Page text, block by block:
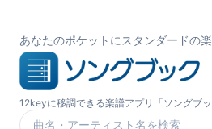
あなたのポケットにスタンダードの
12keyに移調できる楽譜アプリ「ソングブッ